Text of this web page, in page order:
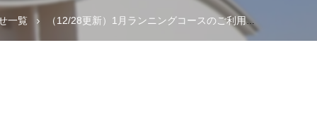
一覧 （12/28更新）1月ランニングコースのご利用について